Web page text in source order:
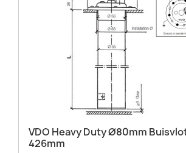
VDO Heavy Duty Ø80mm
426mm